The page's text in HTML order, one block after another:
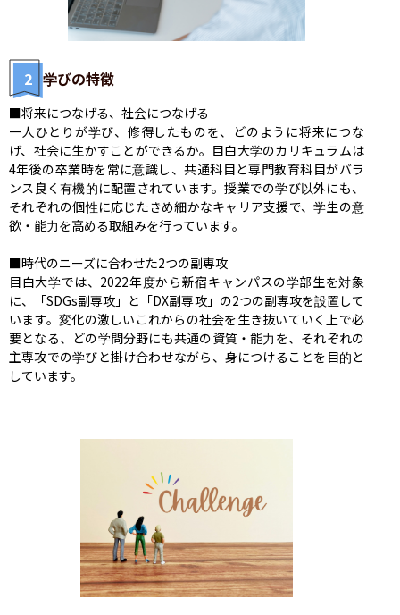
2 学びの特徴
■将来につなげる、社会につなげる
一人ひとりが学び、修得したものを、どのように将来につな
げ、社会に生かすことができるか。目白大学のカリキュラムは
4年後の卒業時を常に意識し、共通科目と専門教育科目がバラ
ンス良く有機的に配置されています。授業での学び以外にも、
それぞれの個性に応じたきめ細かなキャリア支援で、学生の意
欲・能力を高める取組みを行っています。
■時代のニーズに合わせた2つの副専攻
目白大学では、2022年度から新宿キャンパスの学部生を対象
に、「SDGs副専攻」と「DX副専攻」の2つの副専攻を設置して
います。変化の激しいこれからの社会を生き抜いていく上で必
要となる、どの学問分野にも共通の資質・能力を、それぞれの
主専攻での学びと掛け合わせながら、身につけることを目的と
しています。